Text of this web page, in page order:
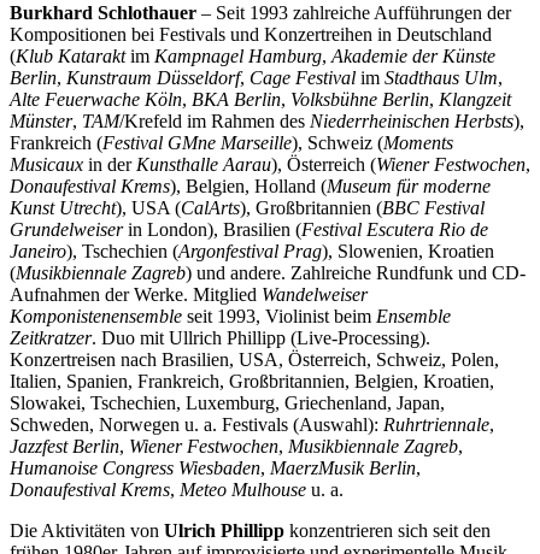
Burkhard Schlothauer – Seit 1993 zahlreiche Aufführungen der
Kompositionen bei Festivals und Konzertreihen in Deutschland
(Klub Kataraktim Kampnagel Hamburg, Akademie der Künste
Berlin, Kunstraum Düsseldorf, Cage Festival im Stadthaus Ulm,
Alte Feuerwache Köln, BKA Berlin, Volksbühne Berlin, Klangzeit
Münster, TAM/Krefeld im Rahmen des Niederrheinischen Herbsts),
Frankreich (Festival GMne Marseille), Schweiz (Moments
Musicaux in der Kunsthalle Aarau), Österreich (Wiener Festwochen,
Donaufestival Krems), Belgien, Holland (Museum für moderne
Kunst Utrecht), USA (CalArts), Großbritannien (BBC Festival
Grundelweiserin London), Brasilien (Festival Escutera Rio de
Janeiro), Tschechien (Argonfestival Prag), Slowenien, Kroatien
(Musikbiennale Zagreb) und andere. Zahlreiche Rundfunk und CD-
Aufnahmen der Werke. Mitglied Wandelweiser
Komponistenensemble seit 1993, Violinist beim Ensemble
Zeitkratzer. Duo mit Ullrich Phillipp (Live-Processing).
Konzertreisen nach Brasilien, USA, Österreich, Schweiz, Polen,
Italien, Spanien, Frankreich, Großbritannien, Belgien, Kroatien,
Slowakei, Tschechien, Luxemburg, Griechenland, Japan,
Schweden, Norwegen u. a. Festivals (Auswahl): Ruhrtriennale,
Jazzfest Berlin, Wiener Festwochen, Musikbiennale Zagreb,
Humanoise Congress Wiesbaden, MaerzMusik Berlin,
Donaufestival Krems, Meteo Mulhouse u. a.
Die Aktivitäten von Ulrich Phillipp konzentrieren sich seit den